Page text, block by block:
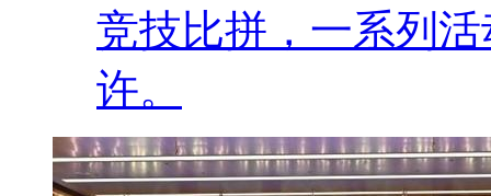
竞技比拼，一系列
许。